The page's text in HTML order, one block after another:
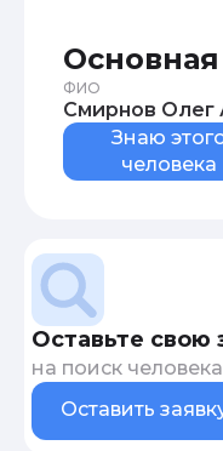
ФИО
Знаю
человека
Оставьте свою
на поиск человека
Оставить